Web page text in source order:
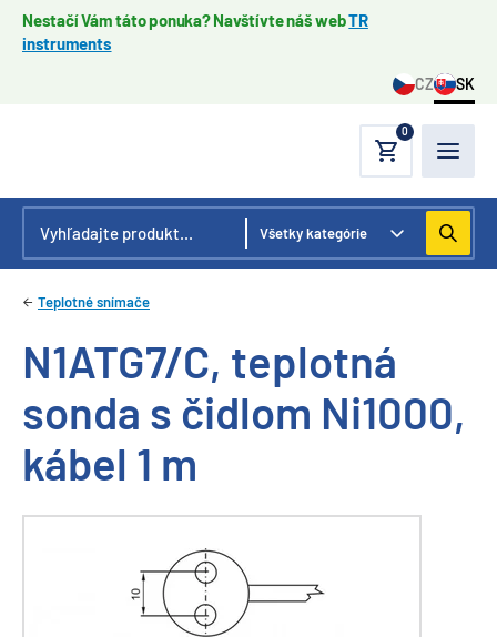
Nestačí Vám táto ponuka? Navštívte náš webTR
instruments
CZ SK
0
Teplotné snímače
N1ATG7/C, teplotná
sonda s čidlom Ni1000,
kábel 1 m